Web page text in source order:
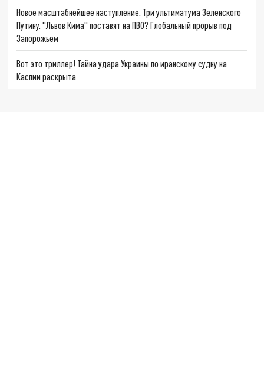
Новое масштабнейшее наступление. Три ультиматума Зеленского
Путину. "Львов Кима" поставят на ПВО? Глобальный прорыв под
Запорожьем
Вот это триллер! Тайна удара Украины по иранскому судну на
Каспии раскрыта